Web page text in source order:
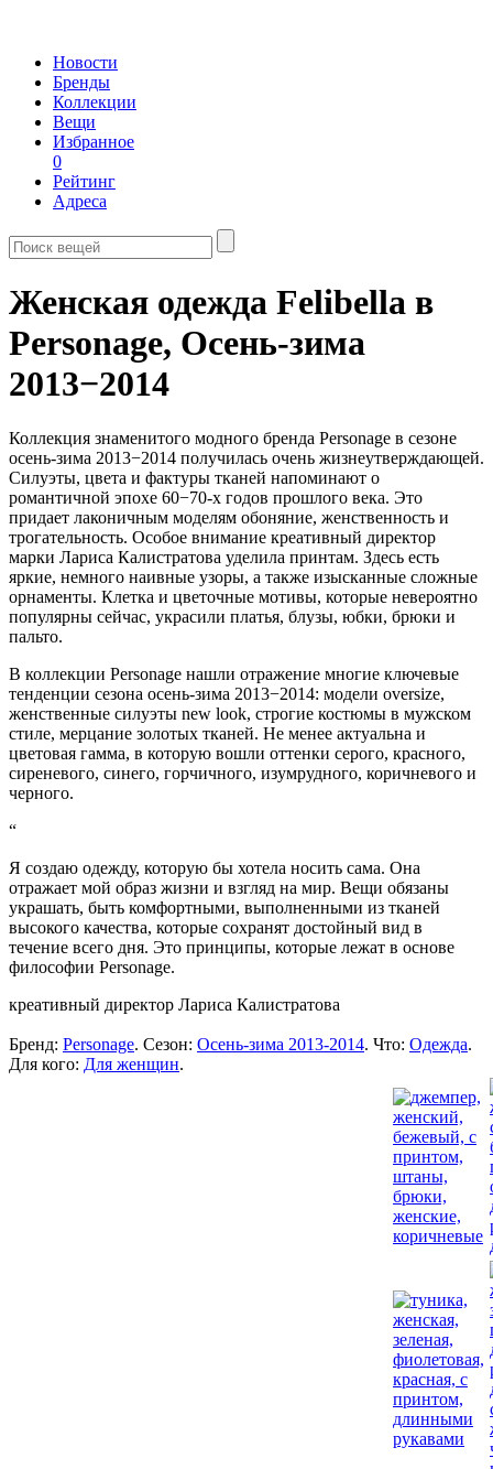
Новости
Бренды
Коллекции
Вещи
Избранное
0
Рейтинг
Адреса
Женская одежда Felibella в
Personage, Осень-зима
2013−2014
Коллекция знаменитого модного бренда Personage в сезоне
осень-зима 2013−2014 получилась очень жизнеутверждающей.
Силуэты, цвета и фактуры тканей напоминают о
романтичной эпохе 60−70-х годов прошлого века. Это
придает лаконичным моделям обоняние, женственность и
трогательность. Особое внимание креативный директор
марки Лариса Калистратова уделила принтам. Здесь есть
яркие, немного наивные узоры, а также изысканные сложные
орнаменты. Клетка и цветочные мотивы, которые невероятно
популярны сейчас, украсили платья, блузы, юбки, брюки и
пальто.
В коллекции Personage нашли отражение многие ключевые
тенденции сезона осень-зима 2013−2014: модели oversize,
женственные силуэты new look, строгие костюмы в мужском
стиле, мерцание золотых тканей. Не менее актуальна и
цветовая гамма, в которую вошли оттенки серого, красного,
сиреневого, синего, горчичного, изумрудного, коричневого и
черного.
“
Я создаю одежду, которую бы хотела носить сама. Она
отражает мой образ жизни и взгляд на мир. Вещи обязаны
украшать, быть комфортными, выполненными из тканей
высокого качества, которые сохранят достойный вид в
течение всего дня. Это принципы, которые лежат в основе
философии Personage.
креативный директор Лариса Калистратова
Бренд: Personage. Сезон: Осень-зима 2013-2014. Что: Одежда.
Для кого: Для женщин.